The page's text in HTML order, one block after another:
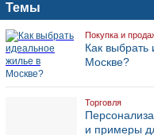
Темы
Покупка и
Как выбрать
Москве?
Торговля
и примеры